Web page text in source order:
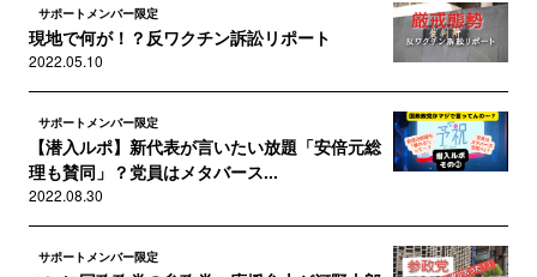
サポートメンバー限定
現地で何が！？反ワクチン訴訟リポート
2022.05.10
サポートメンバー限定
【潜入ルポ】新代表が言いたい放題「安倍元総
理も賛同」？党員はメタバース...
2022.08.30
サポートメンバー限定